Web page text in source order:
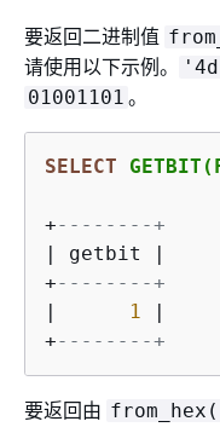
要返回二进制值
请使用以下示例。
01001101 。
SELECT
+--------+
getbit
+--------+
1
+--------+
要返回由